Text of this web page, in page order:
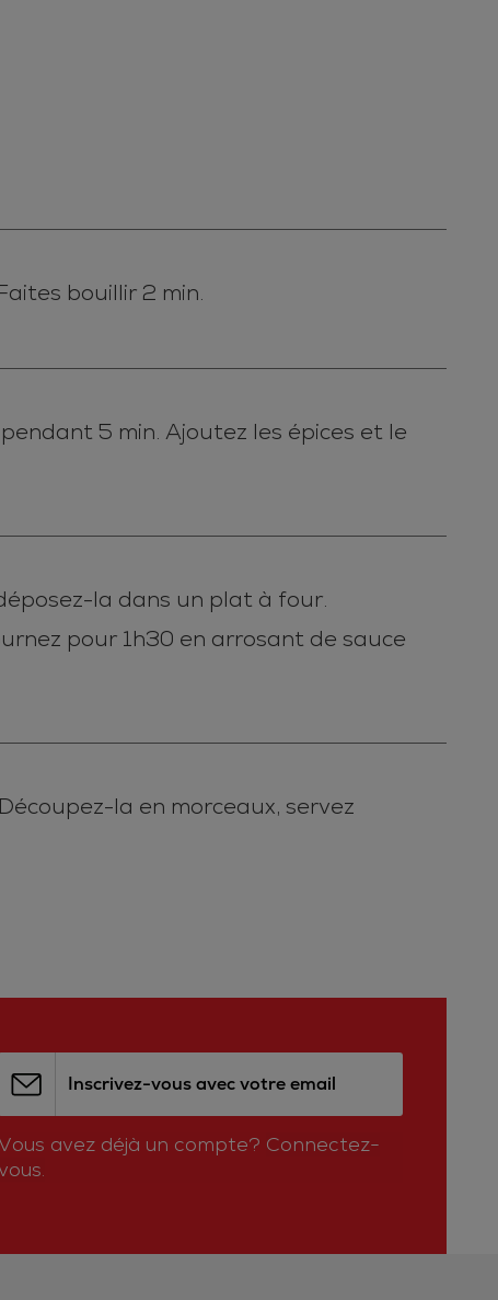
bouillir 2 min.
5 min. Ajoutez les épices et le
la dans un plat à four.
pour 1h30 en arrosant de sauce
la en morceaux, servez
Inscrivez-vous avec votre email
avez déjà un compte? Connectez-
vous.